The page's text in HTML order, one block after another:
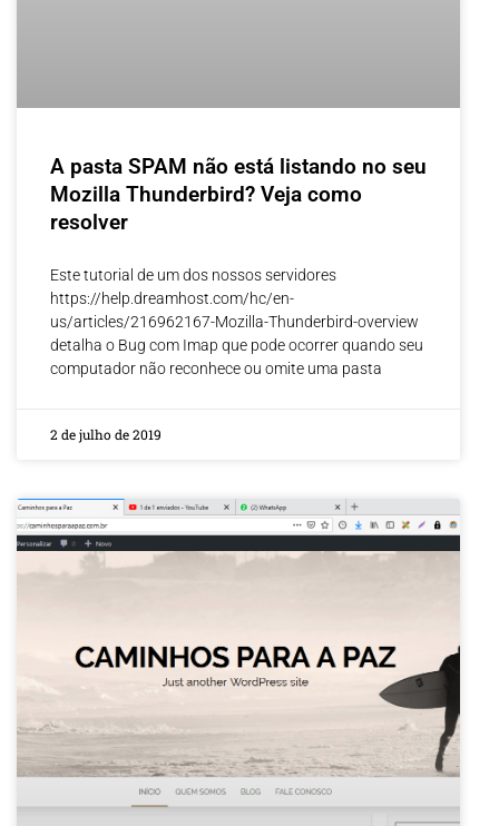
A pasta SPAM não está listando no seu
Mozilla Thunderbird? Veja como
resolver
Este tutorial de um dos nossos servidores
https://help.dreamhost.com/hc/en-
us/articles/216962167-Mozilla-Thunderbird-overview
detalha o Bug com Imap que pode ocorrer quando seu
computador não reconhece ou omite uma pasta
2 de julho de 2019